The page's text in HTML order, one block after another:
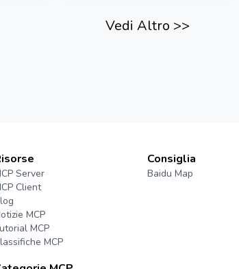
Vedi Altro >>
Server
Client
MCP
MCP
MCP
Consiglia
Baidu Map